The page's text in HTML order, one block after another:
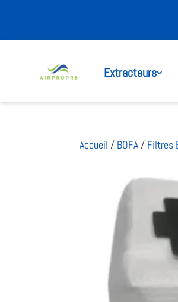
Extracteurs
Accueil / BOFA / Filtres